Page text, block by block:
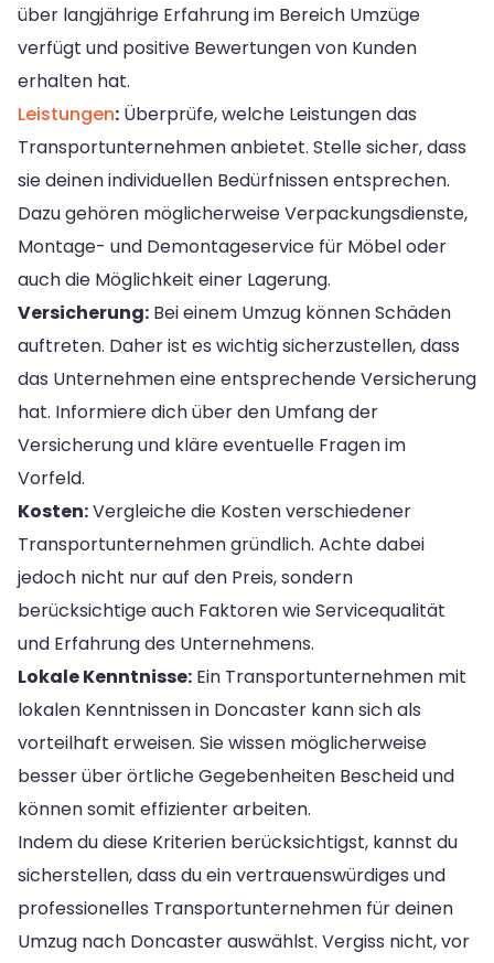
über langjährige Erfahrung im Bereich Umzüge
verfügt und positive Bewertungen von Kunden
erhalten hat.
Leistungen: Überprüfe, welche Leistungen das
Transportunternehmen anbietet. Stelle sicher, dass
sie deinen individuellen Bedürfnissen entsprechen.
Dazu gehören möglicherweise Verpackungsdienste,
Montage- und Demontageservice für Möbel oder
auch die Möglichkeit einer Lagerung.
Versicherung: Bei einem Umzug können Schäden
auftreten. Daher ist es wichtig sicherzustellen, dass
das Unternehmen eine entsprechende Versicherung
hat. Informiere dich über den Umfang der
Versicherung und kläre eventuelle Fragen im
Vorfeld.
Kosten:Vergleiche die Kosten verschiedener
Transportunternehmen gründlich. Achte dabei
jedoch nicht nur auf den Preis, sondern
berücksichtige auch Faktoren wie Servicequalität
und Erfahrung des Unternehmens.
Lokale Kenntnisse: Ein Transportunternehmen mit
lokalen Kenntnissen in Doncaster kann sich als
vorteilhaft erweisen. Sie wissen möglicherweise
besser über örtliche Gegebenheiten Bescheid und
können somit effizienter arbeiten.
Indem du diese Kriterien berücksichtigst, kannst du
sicherstellen, dass du ein vertrauenswürdiges und
professionelles Transportunternehmen für deinen
Umzug nach Doncaster auswählst. Vergiss nicht, vor